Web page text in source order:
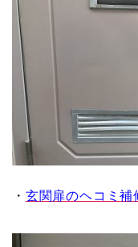
・ 玄関扉のヘコミ補